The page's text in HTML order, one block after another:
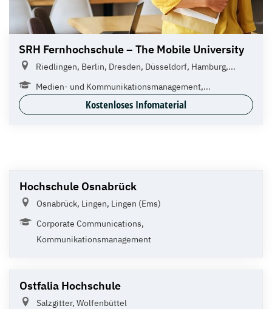
SRH Fernhochschule – The Mobile University
Riedlingen, Berlin, Dresden, Düsseldorf, Hamburg,...
Medien- und Kommunikationsmanagement,...
Kostenloses Infomaterial
Hochschule Osnabrück
Osnabrück, Lingen, Lingen (Ems)
Corporate Communications,
Kommunikationsmanagement
Ostfalia Hochschule
Salzgitter, Wolfenbüttel